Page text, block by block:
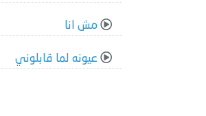
مش انا
عيونه لما قابلوني